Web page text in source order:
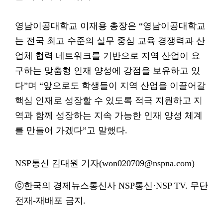
영남이공대학교 이재용 총장은 “영남이공대학교
는 전국 최고 수준의 실무 중심 교육 경쟁력과 산
업체 협력 네트워크를 기반으로 지역 산업이 요
구하는 맞춤형 인재 양성에 강점을 보유하고 있
다”며 “앞으로도 학생들이 지역 산업을 이끌어갈
핵심 인재로 성장할 수 있도록 적극 지원하고 지
역과 함께 성장하는 지속 가능한 인재 양성 체계
를 만들어 가겠다”고 말했다.
NSP통신 김대원 기자(won020709@nspna.com)
ⓒ한국의 경제뉴스통신사 NSP통신·NSP TV. 무단
전재-재배포 금지.